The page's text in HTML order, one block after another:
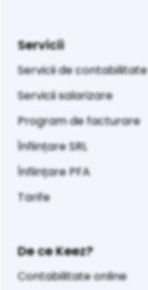
Servicii
Servicii de contabilitate
Servicii salarizare
Program de facturare
Înființare SRL
Înființare PFA
Tarife
De ce Keez?
Contabilitate online